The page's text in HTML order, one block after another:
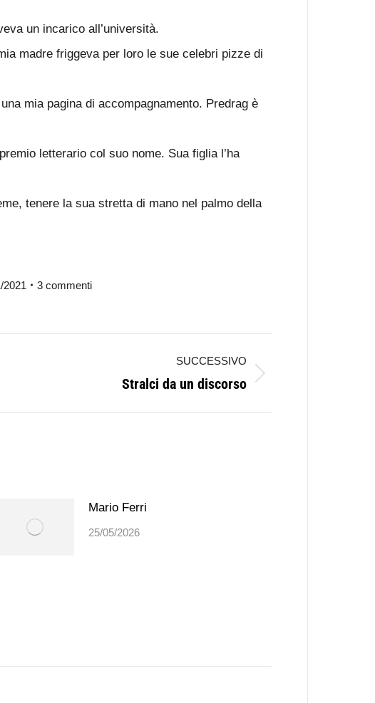
un incarico all’università.
madre friggeva per loro le sue celebri pizze di
mia pagina di accompagnamento. Predrag è
letterario col suo nome. Sua figlia l’ha
tenere la sua stretta di mano nel palmo della
2021 3 commenti
SUCCESSIVO
Stralci da un discorso
Mario Ferri
25/05/2026